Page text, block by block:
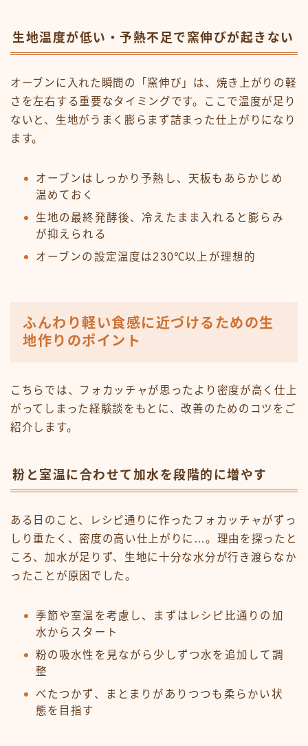
生地温度が低い・予熱不足で窯伸びが起きない
オーブンに入れた瞬間の「窯伸び」は、焼き上がりの軽
さを左右する重要なタイミングです。ここで温度が足り
ないと、生地がうまく膨らまず詰まった仕上がりになり
ます。
オーブンはしっかり予熱し、天板もあらかじめ
温めておく
生地の最終発酵後、冷えたまま入れると膨らみ
が抑えられる
オーブンの設定温度は230℃以上が理想的
ふんわり軽い食感に近づけるための生
地作りのポイント
こちらでは、フォカッチャが思ったより密度が高く仕上
がってしまった経験談をもとに、改善のためのコツをご
紹介します。
粉と室温に合わせて加水を段階的に増やす
ある日のこと、レシピ通りに作ったフォカッチャがずっ
しり重たく、密度の高い仕上がりに…。理由を探ったと
ころ、加水が足りず、生地に十分な水分が行き渡らなか
ったことが原因でした。
季節や室温を考慮し、まずはレシピ比通りの加
水からスタート
粉の吸水性を見ながら少しずつ水を追加して調
整
べたつかず、まとまりがありつつも柔らかい状
態を目指す